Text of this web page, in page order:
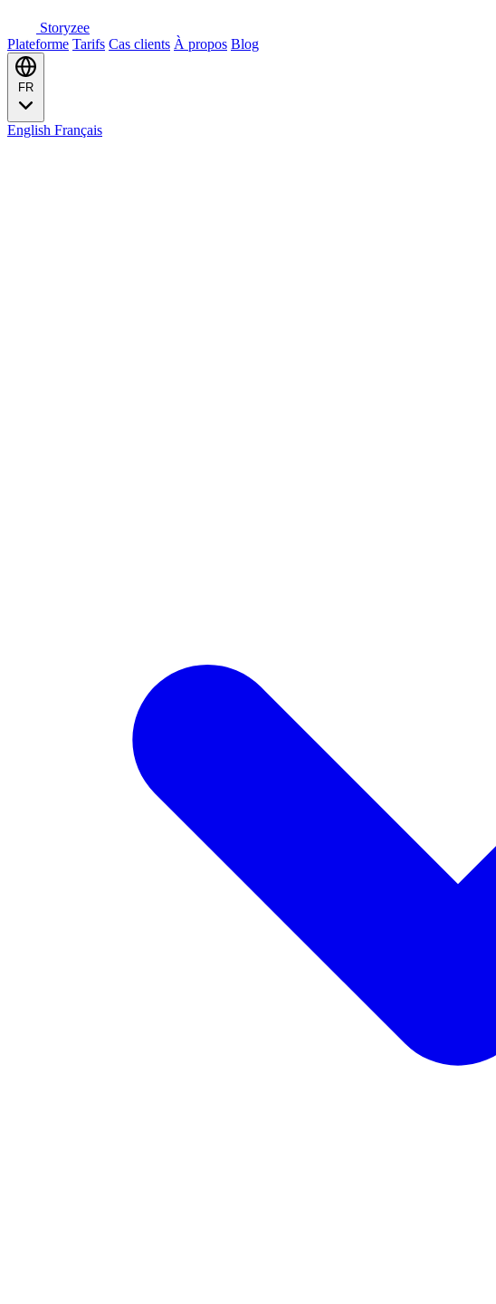
Storyzee
Plateforme Tarifs Cas clients À propos Blog
English Français